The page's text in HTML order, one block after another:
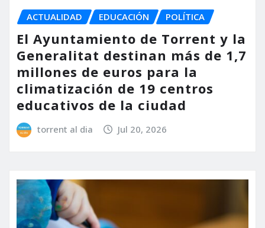
ACTUALIDAD EDUCACIÓN POLÍTICA
El Ayuntamiento de Torrent y la
Generalitat destinan más de 1,7
millones de euros para la
climatización de 19 centros
educativos de la ciudad
torrent al dia Jul 20, 2026